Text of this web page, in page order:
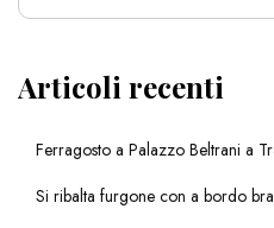
Articoli recenti
Ferragosto a Palazzo Beltrani a
Si ribalta furgone con a bordo